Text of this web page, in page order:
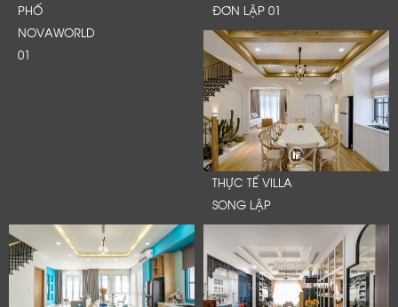
PHỐ
NOVAWORLD
01
ĐƠN LẬP 01
THỰC TẾ VILLA
SONG LẬP